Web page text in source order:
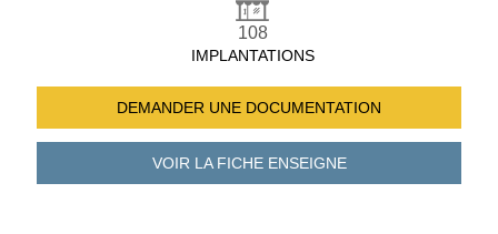
108
IMPLANTATIONS
DEMANDER UNE DOCUMENTATION
VOIR LA FICHEENSEIGNE